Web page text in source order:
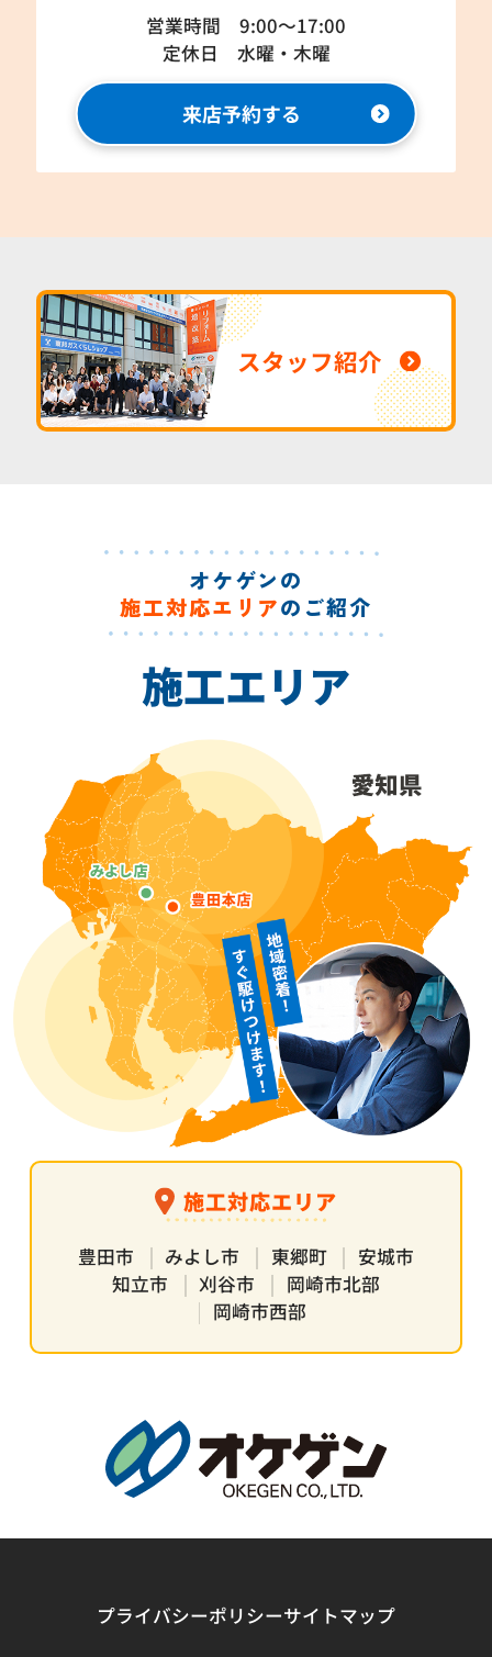
営業時間 9:00～17:00
定休日 水曜・木曜
来店予約する
スタッフ紹介
オケゲンの
施工対応エリアのご紹介
施工エリア
施工対応エリア
豊田市 みよし市 東郷町
安城市
知立市
刈谷市
岡崎市北部
岡崎市西部
プライバシーポリシーサイトマップ